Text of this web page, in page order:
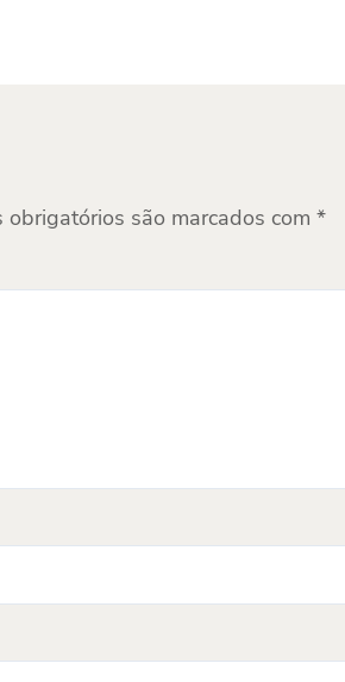
obrigatórios são marcados com *